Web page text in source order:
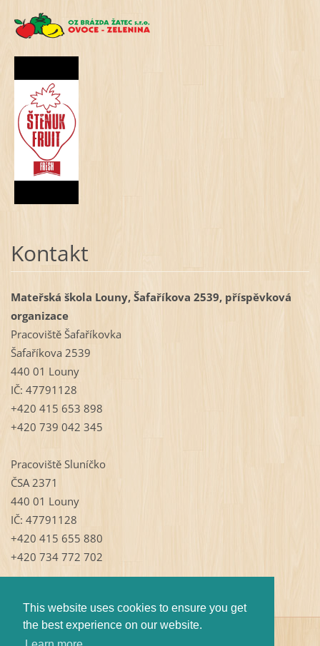
This website uses cookies to ensure you get
the best experience on our website.
Kontakt
Mateřská škola Louny, Šafaříkova 2539, příspěvková
organizace
Pracoviště Šafaříkovka
Šafaříkova 2539
440 01 Louny
IČ: 47791128
+420 415 653 898
+420 739 042 345
Pracoviště Sluníčko
ČSA 2371
440 01 Louny
IČ: 47791128
+420 415 655 880
+420 734 772 702